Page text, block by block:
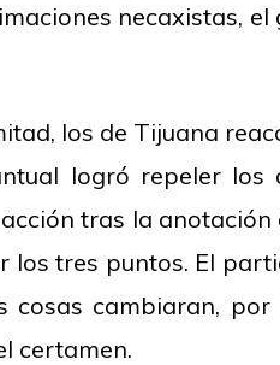
necaxistas,
los de Tijuana
logró repeler los
tras la
los tres puntos. El
cosas cambiaran,
certamen.